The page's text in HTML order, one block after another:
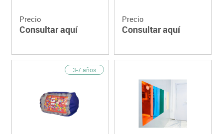
Precio
Consultar aquí
Precio
Consultar aquí
3-7 años